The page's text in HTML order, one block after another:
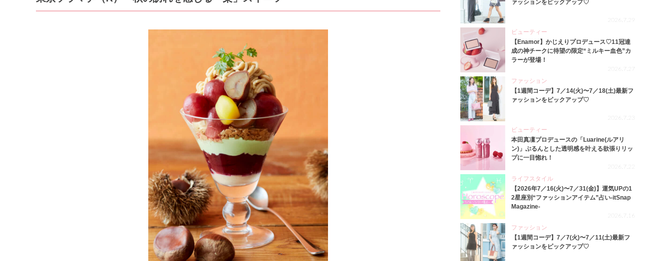
ァッションをピックアップ♡
2026.7.29
ビューティー
【Enamor】かじえりプロデュース♡11冠達
成の神チークに待望の限定“ミルキー血色”カ
ラーが登場！
2026.7.27
ファッション
【1週間コーデ】7／14(火)〜7／18(土)最新フ
ァッションをピックアップ♡
2026.7.23
ビューティー
本田真凜プロデュースの「Luarine(ルアリ
ン)」ぷるんとした透明感を叶える欲張りリッ
プに一目惚れ！
2026.7.22
ライフスタイル
【2026年7／16(火)〜7／31(金)】運気UPの1
2星座別“ファッションアイテム”占い-itSnap
Magazine-
2026.7.16
ファッション
【1週間コーデ】7／7(火)〜7／11(土)最新フ
ァッションをピックアップ♡